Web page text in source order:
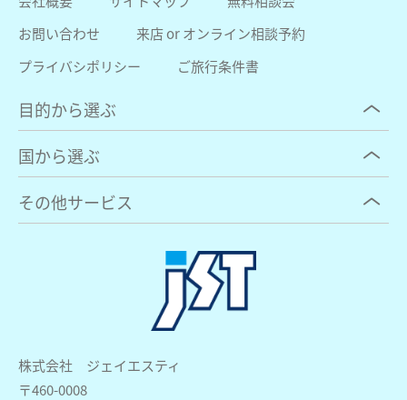
株式会社 ジェイエスティ
〒460-0008
お問い合わせ
来店 or オンライン相談予約
プライバシポリシー
ご旅行条件書
目的から選ぶ
国から選ぶ
その他サービス